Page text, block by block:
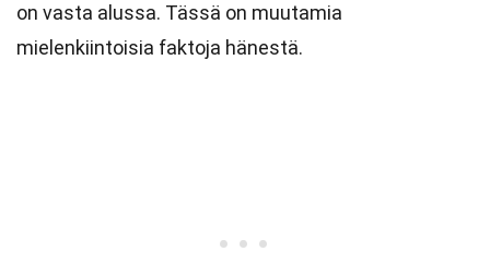
on vasta alussa. Tässä on muutamia
mielenkiintoisia faktoja hänestä.